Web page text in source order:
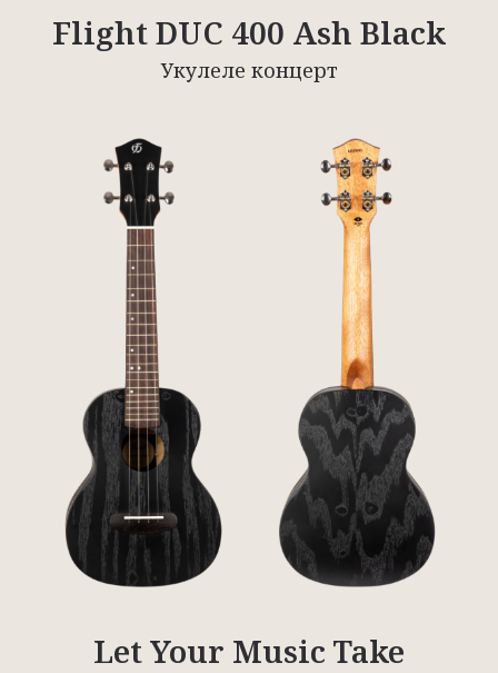
Flight DUC 400 Ash Black
Укулеле концерт
Let Your Music Take